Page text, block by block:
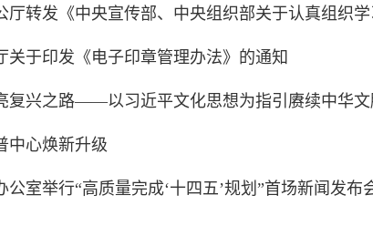
厅转发《中央宣传部、中央组织部关于认真组织
关于印发《电子印章管理办法》的通知
复兴之路——以习近平文化思想为指引赓续中华文
中心焕新升级
公室举行“高质量完成‘十四五’规划”首场新闻发布